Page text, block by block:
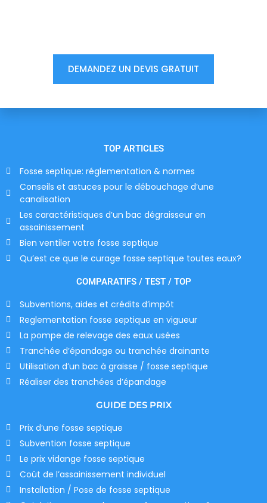
DEMANDEZ UN DEVIS GRATUIT
TOP ARTICLES
Fosse septique: réglementation & normes
Conseils et astuces pour le débouchage d’une
canalisation
Les caractéristiques d’un bac dégraisseur en
assainissement
Bien ventiler votre fosse septique
Qu’est ce que le curage fosse septique toutes eaux?
COMPARATIFS / TEST / TOP
Subventions, aides et crédits d’impôt
Reglementation fosse septique en vigueur
La pompe de relevage des eaux usées
Tranchée d’épandage ou tranchée drainante
Utilisation d’un bac à graisse / fosse septique
Réaliser des tranchées d’épandage
GUIDE DES PRIX
Prix d’une fosse septique
Subvention fosse septique
Le prix vidange fosse septique
Coût de l’assainissement individuel
Installation / Pose de fosse septique